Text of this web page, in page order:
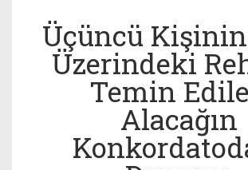
Üçüncü
Üzerindeki
Temin
Alacağın